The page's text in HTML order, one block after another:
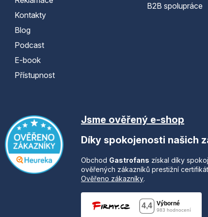
Kontakty
Blog
Podcast
E-book
Přístupnost
B2B spolupráce
Jsme ověřený e-shop
Díky spokojenosti našich
Obchod Gastrofans získal díky
ověřených zákazníků prestižní certifikát
Ověřeno zákazníky.